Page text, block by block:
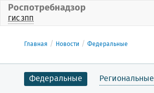
Роспотребнадзор
ГИС ЗПП
Главная Новости Федеральные
Федеральные Региональные